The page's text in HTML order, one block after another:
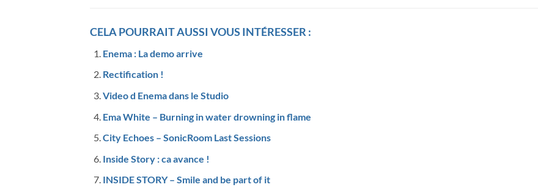
CELA POURRAIT AUSSI VOUS INTÉRESSER :
Enema : La demo arrive
Rectification !
Video d Enema dans le Studio
Ema White – Burning in water drowning in flame
City Echoes – SonicRoom Last Sessions
Inside Story : ca avance !
INSIDE STORY – Smile and be part of it